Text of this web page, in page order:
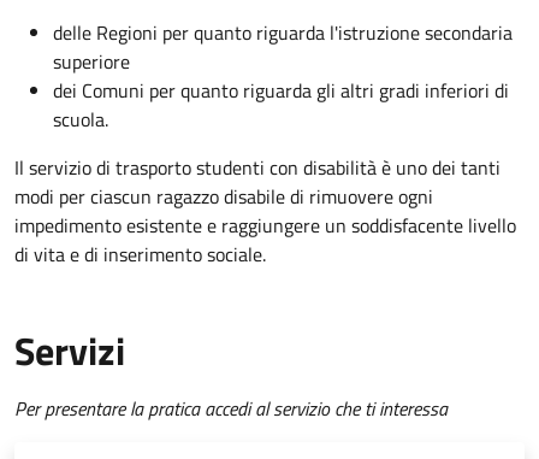
delle Regioni per quanto riguarda l'istruzione secondaria
superiore
dei Comuni per quanto riguarda gli altri gradi inferiori di
scuola.
Il servizio di trasporto studenti con disabilità è uno dei tanti
modi per ciascun ragazzo disabile di rimuovere ogni
impedimento esistente e raggiungere un soddisfacente livello
di vita e di inserimento sociale.
Servizi
Per presentare la pratica accedi al servizio che ti interessa